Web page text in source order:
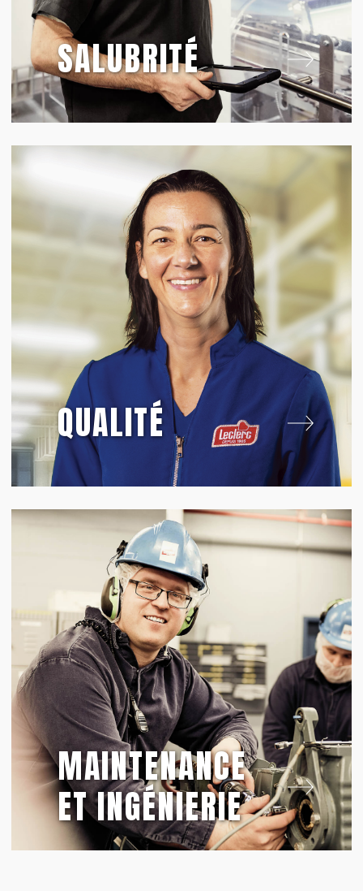
SALUBRITÉ
QUALITÉ
MAINTENANCE
ET INGÉNIERIE